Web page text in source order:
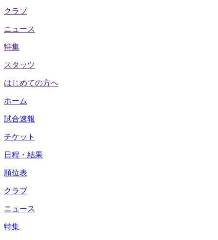
クラブ
ニュース
特集
スタッツ
はじめての方へ
ホーム
試合速報
チケット
日程・結果
順位表
クラブ
ニュース
特集